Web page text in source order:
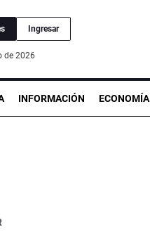
Ingresar
de 2026
INFORMACIÓN ECONOMÍA